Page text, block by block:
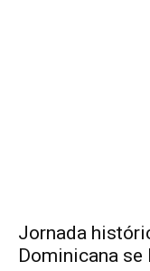
Jornada
Dominicana